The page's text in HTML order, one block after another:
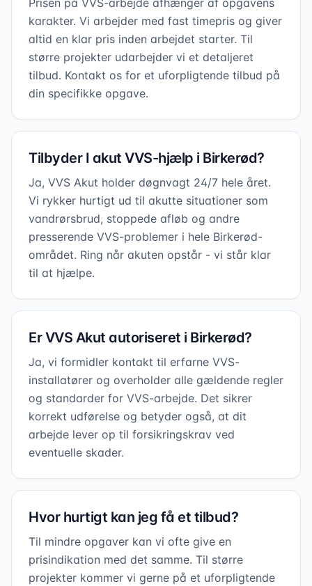
Prisen på VVS-arbejde afhænger af opgavens
karakter. Vi arbejder med fast timepris og giver
altid en klar pris inden arbejdet starter. Til
større projekter udarbejder vi et detaljeret
tilbud. Kontakt os for et uforpligtende tilbud på
din specifikke opgave.
Tilbyder I akut VVS-hjælp i Birkerød?
Ja, VVS Akut holder døgnvagt 24/7 hele året.
Vi rykker hurtigt ud til akutte situationer som
vandrørsbrud, stoppede afløb og andre
presserende VVS-problemer i hele Birkerød-
området. Ring når akuten opstår - vi står klar
til at hjælpe.
Er VVS Akut autoriseret i Birkerød?
Ja, vi formidler kontakt til erfarne VVS-
installatører og overholder alle gældende regler
og standarder for VVS-arbejde. Det sikrer
korrekt udførelse og betyder også, at dit
arbejde lever op til forsikringskrav ved
eventuelle skader.
Hvor hurtigt kan jeg få et tilbud?
Til mindre opgaver kan vi ofte give en
prisindikation med det samme. Til større
projekter kommer vi gerne på et uforpligtende